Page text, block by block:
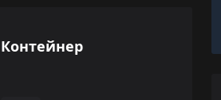
Контейнер